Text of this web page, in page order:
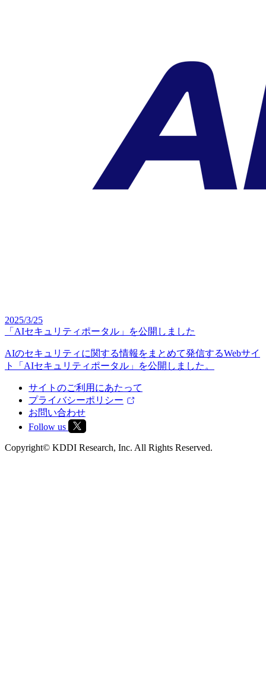
2025/3/25
「AIセキュリティポータル」を公開しました
AIのセキュリティに関する情報をまとめて発信するWebサイ
ト「AIセキュリティポータル」を公開しました。
サイトのご利用にあたって
プライバシーポリシー
お問い合わせ
Follow us
Copyright© KDDI Research, Inc. All Rights Reserved.